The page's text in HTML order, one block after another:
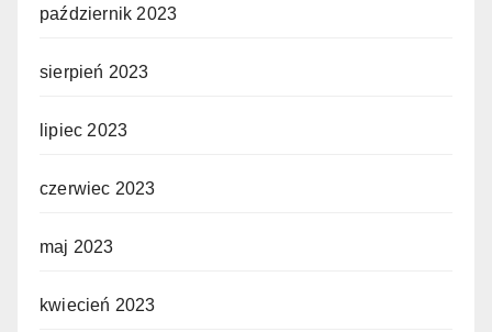
październik 2023
sierpień 2023
lipiec 2023
czerwiec 2023
maj 2023
kwiecień 2023